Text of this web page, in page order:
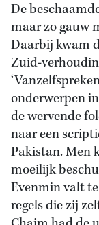
De
maar zo gauw
Daarbij kwam
Zuid-
onderwerpen
de wervende
naar een
Pakistan. Men
moeilijk
Evenmin valt
regels die zij